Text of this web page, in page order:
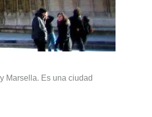
Marsella. Es una ciudad